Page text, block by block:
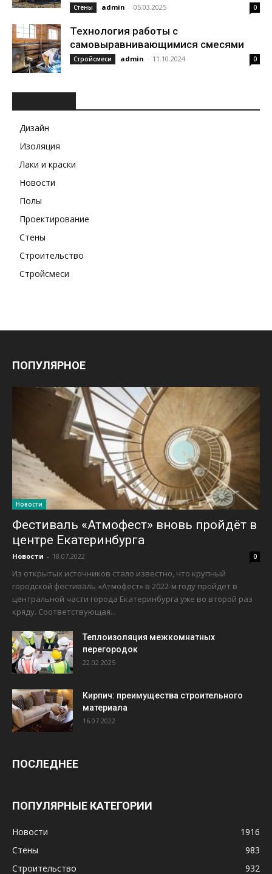
Стены admin - 05.03.2025 0
Технология работы с
самовыравнивающимися смесями
Стройсмеси admin - 11.10.2024 0
Дизайн
Изоляция
Лаки и краски
Новости
Полы
Проектирование
Стены
Строительство
Стройсмеси
ПОПУЛЯРНОЕ
Новости
Фестиваль «Атмофест» вновь пройдёт в
центре Екатеринбурга
Новости - 18.07.2022 0
Из открытых источников стало известно, что крупный
городской фестиваль «Атмофест» в 2022-м году пройдет в
центральной части города Екатеринбурга уже во второй раз
кряду. Соответствующая...
Теплоизоляция межкомнатных
перегородок
22.02.2025
Кирпич: преимущества строительного
материала
16.07.2022
ПОСЛЕДНЕЕ
ПОПУЛЯРНЫЕ КАТЕГОРИИ
Новости
1916
Стены
983
Строительство
932